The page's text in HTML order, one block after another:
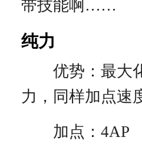
带技能啊……
纯力
优势：最大化
力，同样加点速
加点：4AP